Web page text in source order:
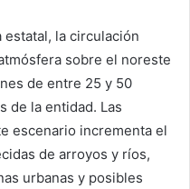
la circulación
sobre el noreste
de entre 25 y 50
de la entidad. Las
escenario incrementa el
de arroyos y ríos,
urbanas y posibles